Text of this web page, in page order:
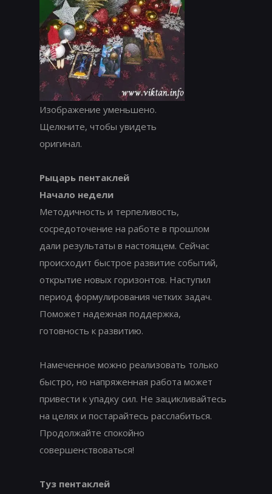
Изображение уменьшено.
Щелкните, чтобы увидеть
оригинал.
Рыцарь пентаклей
Начало недели
Методичность и терпеливость,
сосредоточение на работе в прошлом
дали результаты в настоящем. Сейчас
происходит быстрое развитие событий,
открытие новых горизонтов. Наступил
период формулирования четких задач.
Поможет надежная поддержка,
готовность к развитию.
Намеченное можно реализовать только
быстро, но напряженная работа может
привести к упадку сил. Не зацикливайтесь
на целях и постарайтесь расслабиться.
Продолжайте спокойно
совершенствоваться!
Туз пентаклей